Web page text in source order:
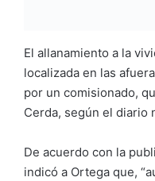
El allanamiento a la
localizada en las
por un comisionado,
Cerda, según el diario
De acuerdo con la
indicó a Ortega que,